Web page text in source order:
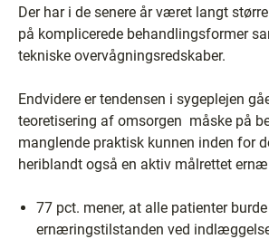
Der har i de senere år været langt
på komplicerede behandlingsformer
tekniske overvågningsredskaber.
Endvidere er tendensen i sygeplejen
teoretisering af omsorgen ­ måske på
manglende praktisk kunnen inden for
heriblandt også en aktiv målrettet
77 pct. mener, at alle patienter
ernæringstilstanden ved